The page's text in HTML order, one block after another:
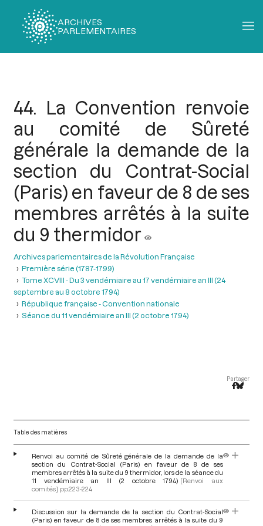
ARCHIVES
PARLEMENTAIRES
44. La Convention renvoie
au comité de Sûreté
générale la demande de la
section du Contrat-Social
(Paris) en faveur de 8 de ses
membres arrêtés à la suite
du 9 thermidor
Archives parlementaires de la Révolution Française
Première série (1787-1799)
Tome XCVIII - Du 3 vendémiaire au 17 vendémiaire an III (24
septembre au 8 octobre 1794)
République française - Convention nationale
Séance du 11 vendémiaire an III (2 octobre 1794)
Partager
Table des matières
Renvoi au comité de Sûreté générale de la demande de la
section du Contrat-Social (Paris) en faveur de 8 de ses
membres arrêtés à la suite du 9 thermidor, lors de la séance du
11 vendémiaire an III (2 octobre 1794) [Renvoi aux
comités] pp.223-224
Discussion sur la demande de la section du Contrat-Social
(Paris) en faveur de 8 de ses membres arrêtés à la suite du 9